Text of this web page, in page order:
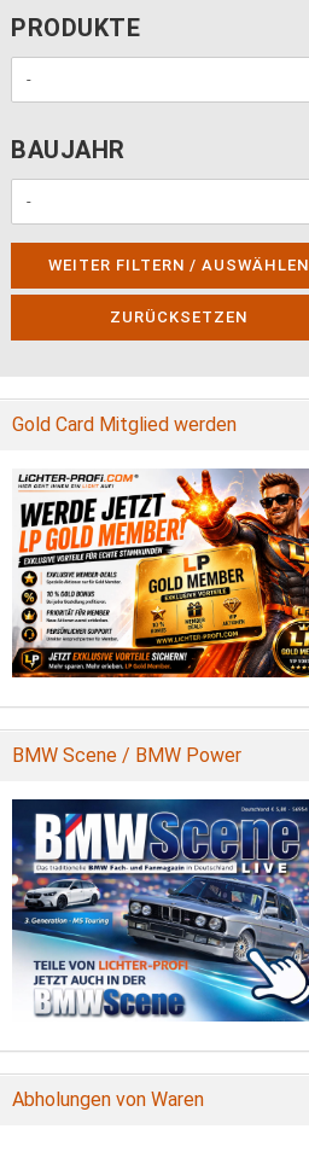
PRODUKTE
PRODUKTE
BAUJAHR
BAUJAHR
WEITER FILTERN / AUSWÄHLEN
ZURÜCKSETZEN
Gold Card Mitglied werden
BMW Scene / BMW Power
Abholungen von Waren